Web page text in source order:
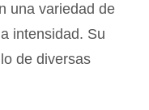
una variedad de
intensidad. Su
de diversas